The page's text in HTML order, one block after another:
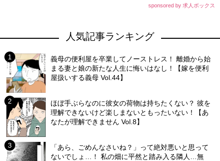
sponsored by 求人ボックス
人気記事ランキング
義母の便利屋を卒業してノーストレス！ 離婚から始
まる妻と娘の新たな人生に悔いはなし！【嫁を便利
屋扱いする義母 Vol.44】
ほぼ手ぶらなのに彼女の荷物は持ちたくない？ 彼を
理解できないけど楽しまないともったいない！【あ
なたが理解できません Vol.8】
「あら、ごめんなさいね？」って絶対悪いと思って
ないでしょ…！ 私の畑に平然と踏み入る隣人…無